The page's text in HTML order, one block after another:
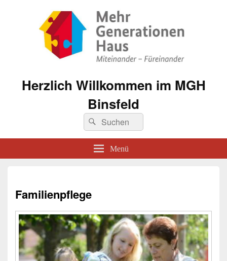
Herzlich Willkommen im MGH
Binsfeld
Suche
nach:
Suchen
Menü
Familienpflege